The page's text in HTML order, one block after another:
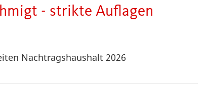
- strikte Auflagen
Nachtragshaushalt 2026